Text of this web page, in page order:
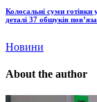
Колосальні суми готівки
деталі 37 обшуків
Новини
About the author